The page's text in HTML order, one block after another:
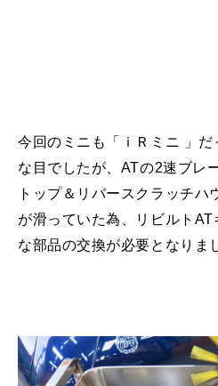
今回のミニも「ｉＲミニ 」
な目でしたが、ATの2速ブレ
トップ＆リバースクラッチハ
が滑っていた為、リビルト
な部品の交換が必要となりま